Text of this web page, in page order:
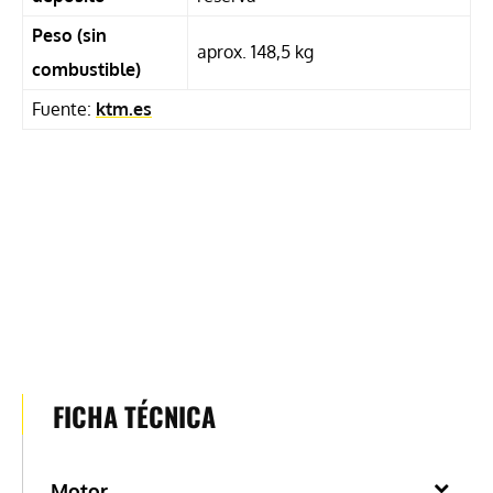
Fuente: ktm.es
Peso (sin
combustible)
aprox. 148,5 kg
FICHA TÉCNICA